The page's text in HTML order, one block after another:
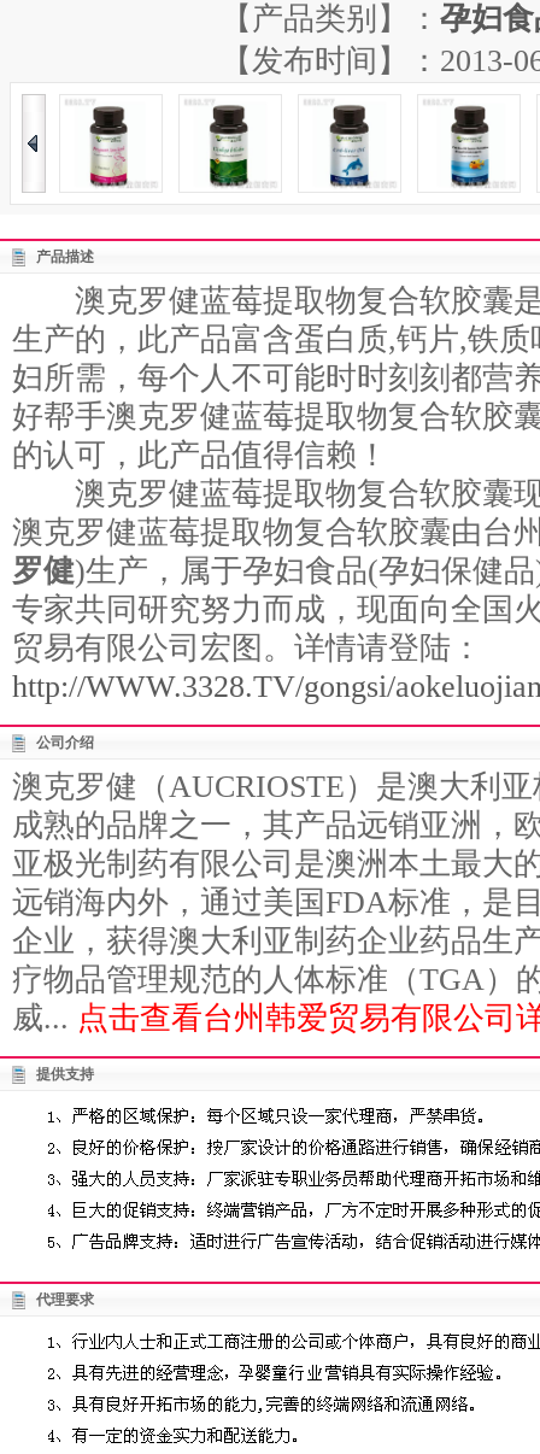
【产品类别】： 孕妇
【发布时间】：2013-
产品描述
澳克罗健蓝莓提取物复合软胶囊
生产的，此产品富含蛋白质,钙片,铁
妇所需，每个人不可能时时刻刻都营
好帮手澳克罗健蓝莓提取物复合软胶
的认可，此产品值得信赖！
澳克罗健蓝莓提取物复合软胶囊
澳克罗健蓝莓提取物复合软胶囊由台
罗健)生产，属于孕妇食品(孕妇保健
专家共同研究努力而成，现面向全国
贸易有限公司宏图。详情请登陆：
http://WWW.3328.TV/gongsi/
公司介绍
澳克罗健（AUCRIOSTE）是澳大利
成熟的品牌之一，其产品远销亚洲，
亚极光制药有限公司是澳洲本土最大
远销海内外，通过美国FDA标准，是
企业，获得澳大利亚制药企业药品生
疗物品管理规范的人体标准（TGA）
威... 点击查看台州韩爱贸易有限公司
提供支持
代理要求